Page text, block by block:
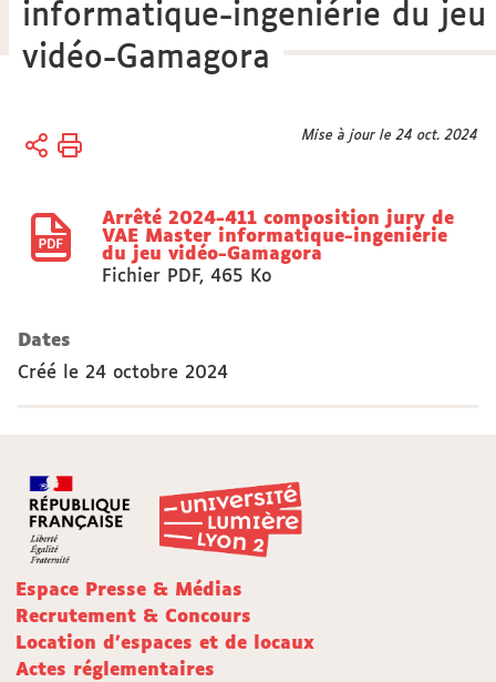
informatique-ingeniérie du jeu
vidéo-Gamagora
Vous
Accueil
Mise à jour le 24 oct. 2024
Arrêté 2024-411 composition jury de
VAE Master informatique-ingeniérie
du jeu vidéo-Gamagora
Fichier PDF, 465 Ko
Dates
Créé le 24 octobre 2024
Espace Presse & Médias
Recrutement & Concours
Location d'espaces et de locaux
Actes réglementaires